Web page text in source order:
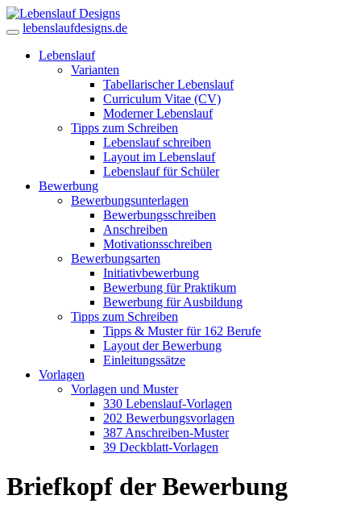
lebenslaufdesigns.de
Lebenslauf
Varianten
Tabellarischer Lebenslauf
Curriculum Vitae (CV)
Moderner Lebenslauf
Tipps zum Schreiben
Lebenslauf schreiben
Layout im Lebenslauf
Lebenslauf für Schüler
Bewerbung
Bewerbungsunterlagen
Bewerbungsschreiben
Anschreiben
Motivationsschreiben
Bewerbungsarten
Initiativbewerbung
Bewerbung für Praktikum
Bewerbung für Ausbildung
Tipps zum Schreiben
Tipps & Muster für 162 Berufe
Layout der Bewerbung
Einleitungssätze
Vorlagen
Vorlagen und Muster
330 Lebenslauf-Vorlagen
202 Bewerbungsvorlagen
387 Anschreiben-Muster
39 Deckblatt-Vorlagen
Briefkopf der Bewerbung